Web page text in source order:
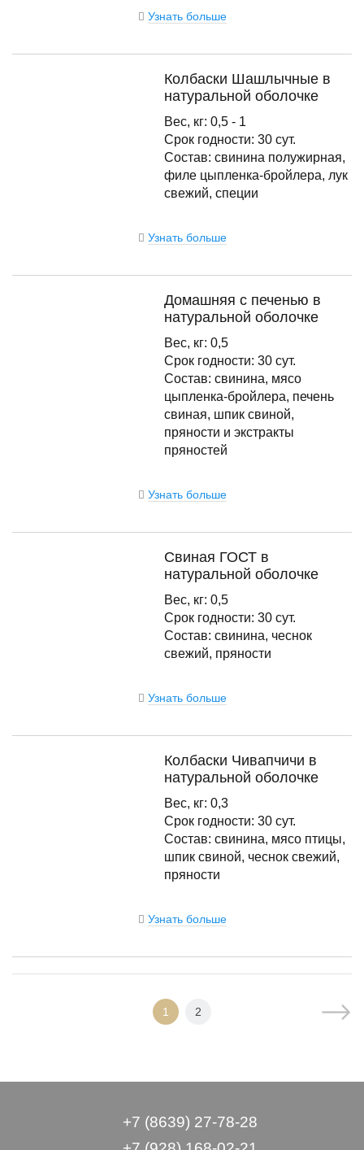
Узнать больше
Колбаски Шашлычные в
натуральной оболочке
Вес, кг: 0,5 - 1
Срок годности: 30 сут.
Состав: свинина полужирная,
филе цыпленка-бройлера, лук
свежий, специи
Узнать больше
Домашняя с печенью в
натуральной оболочке
Вес, кг: 0,5
Срок годности: 30 сут.
Состав: свинина, мясо
цыпленка-бройлера, печень
свиная, шпик свиной,
пряности и экстракты
пряностей
Узнать больше
Свиная ГОСТ в
натуральной оболочке
Вес, кг: 0,5
Срок годности: 30 сут.
Состав: свинина, чеснок
свежий, пряности
Узнать больше
Колбаски Чивапчичи в
натуральной оболочке
Вес, кг: 0,3
Срок годности: 30 сут.
Состав: свинина, мясо птицы,
шпик свиной, чеснок свежий,
пряности
Узнать больше
1 2
+7 (8639) 27-78-28